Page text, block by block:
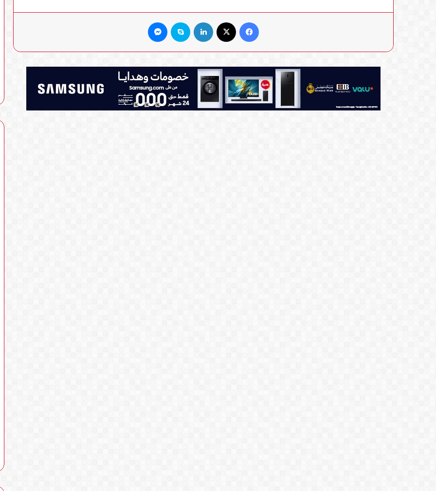
فيسبوك لينكدإن سكايب